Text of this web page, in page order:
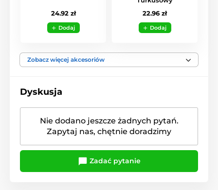
24.92 zł
Dodaj
22.96 zł
Dodaj
Zobacz więcej akcesoriów
Dyskusja
Nie dodano jeszcze żadnych pytań.
Zapytaj nas, chętnie doradzimy
Zadać pytanie